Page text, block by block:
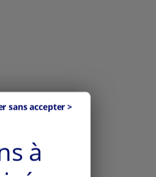
à
sans accepter >